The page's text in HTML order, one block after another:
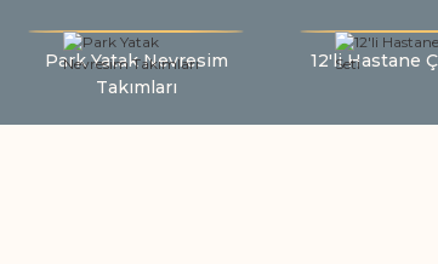
Park Yatak Nevresim
Takımları
12'li Hastane